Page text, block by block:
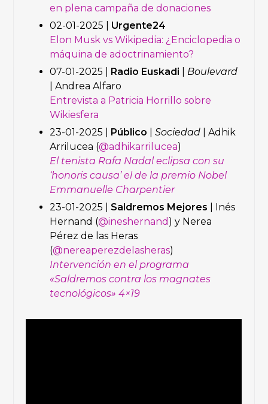
en plena campaña de donaciones
02-01-2025 | Urgente24
Elon Musk vs Wikipedia: ¿Enciclopedia o
máquina de adoctrinamiento?
07-01-2025 | Radio Euskadi
Boulevard
| Andrea Alfaro
Entrevista a Patricia Horrillo sobre
Wikiesfera
23-01-2025 |
Público |Sociedad | Adhik
Arrilucea (@adhikarrilucea)
El tenista Rafa Nadal eclipsa con su
‘honoris causa’ el de la premio Nobel
Emmanuelle Charpentier
23-01-2025 |
Saldremos Mejores | Inés
Hernand (@ineshernand ) y Nerea
Pérez de las Heras
(@nereaperezdelasheras)
Intervención en el programa
«Saldremos contra los magnates
tecnológicos» 4×19